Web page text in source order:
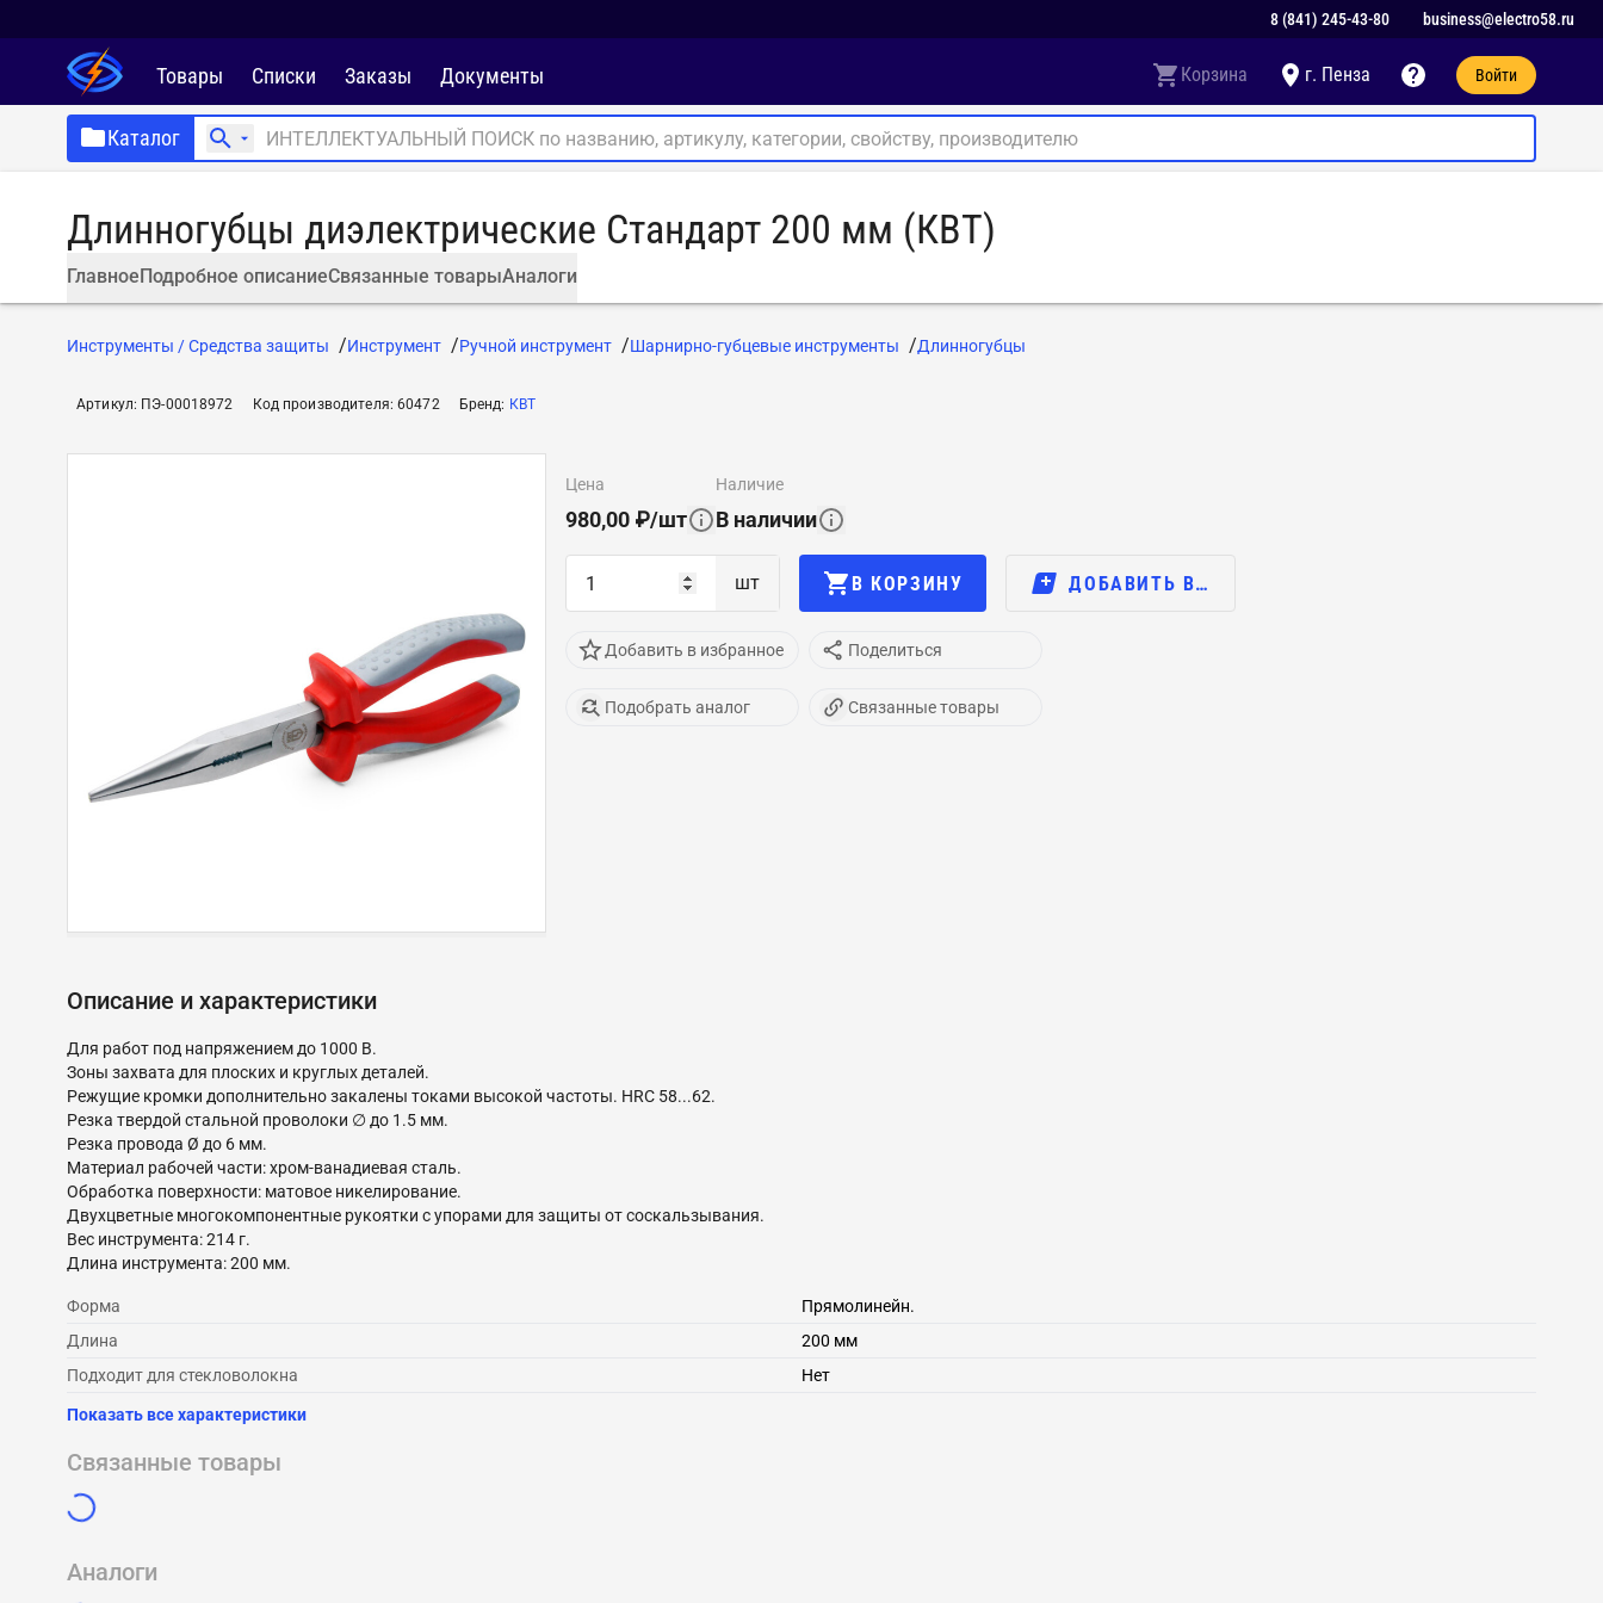
8 (841) 245-43-80 business@electro58.ru
Товары Списки Заказы Документы Корзина г. Пенза Войти
Каталог
Длинногубцы диэлектрические Стандарт 200 мм (КВТ)
ГлавноеПодробное описаниеСвязанные товарыАналоги
Инструменты / Средства защиты Инструмент Ручной инструмент Шарнирно-губцевые инструменты Длинногубцы
Артикул: ПЭ-00018972 Код производителя:60472 Бренд: КВТ
цена
980,00 ₽/шт
наличие
В наличии
шт В КОРЗИНУ ДОБАВИТЬ В…
Добавить в избранное Поделиться
Подобрать аналог Связанные товары
Описание и характеристики
Для работ под напряжением до 1000 В.
Зоны захвата для плоских и круглых деталей.
Режущие кромки дополнительно закалены токами высокой частоты. HRC 58...62.
Резка твердой стальной проволоки ∅ до 1.5 мм.
Резка провода Ø до 6 мм.
Материал рабочей части: хром-ванадиевая сталь.
Обработка поверхности: матовое никелирование.
Двухцветные многокомпонентные рукоятки с упорами для защиты от соскальзывания.
Вес инструмента: 214 г.
Длина инструмента: 200 мм.
Форма
Прямолинейн.
Длина
200 мм
Подходит для стекловолокна
Нет
Показать все характеристики
Связанные товары
Аналоги